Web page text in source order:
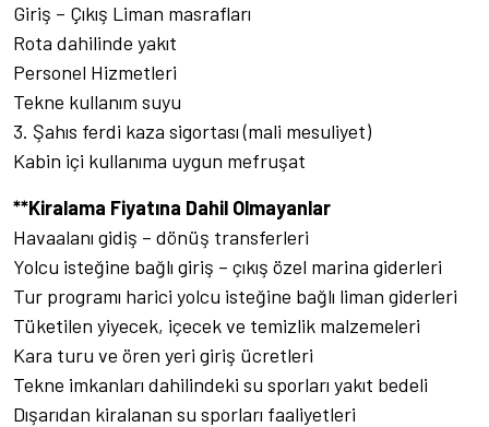
Giriş – Çıkış Liman masrafları
Rota dahilinde yakıt
Personel Hizmetleri
Tekne kullanım suyu
3. Şahıs ferdi kaza sigortası (mali mesuliyet)
Kabin içi kullanıma uygun mefruşat
**Kiralama Fiyatına Dahil Olmayanlar
Havaalanı gidiş – dönüş transferleri
Yolcu isteğine bağlı giriş – çıkış özel marina giderleri
Tur programı harici yolcu isteğine bağlı liman giderleri
Tüketilen yiyecek, içecek ve temizlik malzemeleri
Kara turu ve ören yeri giriş ücretleri
Tekne imkanları dahilindeki su sporları yakıt bedeli
Dışarıdan kiralanan su sporları faaliyetleri